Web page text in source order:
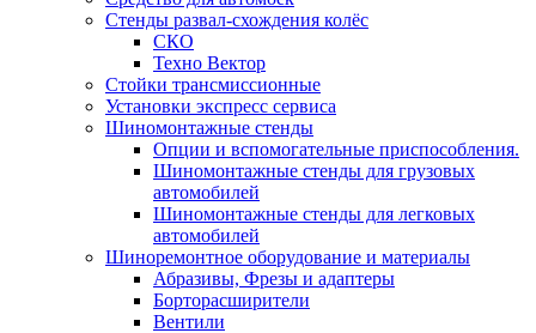
Стенды развал-схождения колёс
СКО
Техно Вектор
Стойки трансмиссионные
Установки экспресс сервиса
Шиномонтажные стенды
Опции и вспомогательные приспособления.
Шиномонтажные стенды для грузовых
автомобилей
Шиномонтажные стенды для легковых
автомобилей
Шиноремонтное оборудование и материалы
Абразивы, Фрезы и адаптеры
Борторасширители
Вентили